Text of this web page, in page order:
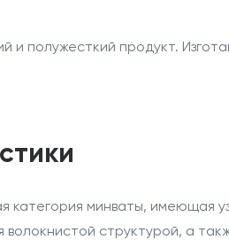
и полужесткий продукт.
категория минваты, имеющая
волокнистой структурой, а